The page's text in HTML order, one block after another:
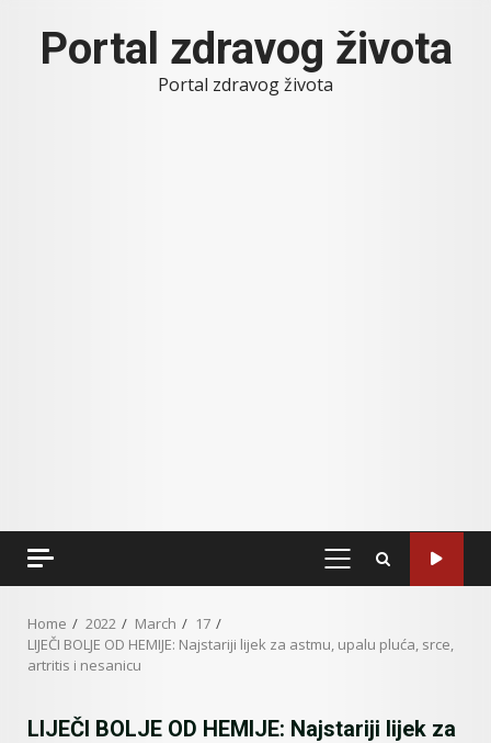
contentPortal zdravog života
Portal zdravog života
PRIMARY
Home 2022 March
17
LIJEČI BOLJE OD HEMIJE: Najstariji lijek za astmu, upalu pluća, srce,
artritis i nesanicu
LIJEČI BOLJE OD HEMIJE: Najstariji lijek za